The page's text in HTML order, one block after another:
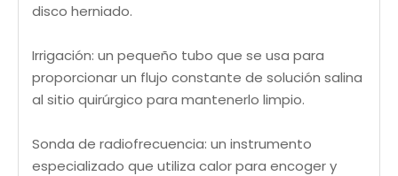
disco herniado.
Irrigación: un pequeño tubo que se usa para
proporcionar un flujo constante de solución salina
al sitio quirúrgico para mantenerlo limpio.
Sonda de radiofrecuencia: un instrumento
especializado que utiliza calor para encoger y